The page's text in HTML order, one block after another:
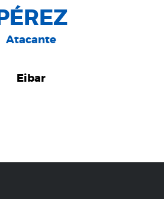
PÉREZ
Atacante
Eibar